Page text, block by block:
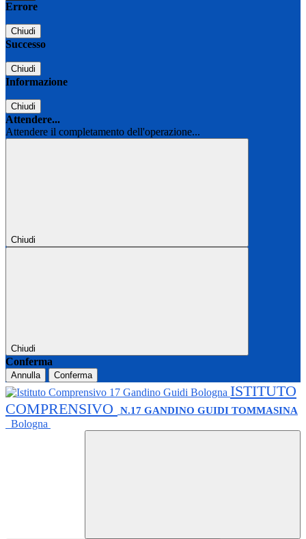
Errore
Chiudi
Successo
Chiudi
Informazione
Chiudi
Attendere...
Attendere il completamento dell'operazione...
Chiudi
Chiudi
Conferma
Annulla Conferma
ISTITUTO
COMPRENSIVO
N.17 GANDINO GUIDI TOMMASINA
Bologna